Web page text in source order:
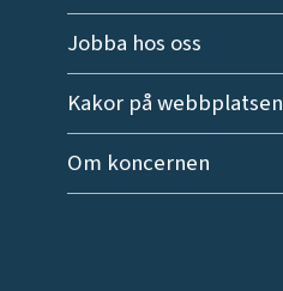
Jobba hos oss
Kakor på webbplatsen
Om koncernen